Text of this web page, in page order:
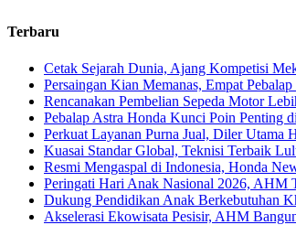
Terbaru
Cetak Sejarah Dunia, Ajang Kompetisi
Persaingan Kian Memanas, Empat
Rencanakan Pembelian Sepeda Motor
Pebalap Astra Honda Kunci Poin Penting
Perkuat Layanan Purna Jual, Diler Utama
Kuasai Standar Global, Teknisi Terbaik
Resmi Mengaspal di Indonesia, Honda
Peringati Hari Anak Nasional 2026, AHM
Dukung Pendidikan Anak Berkebutuhan
Akselerasi Ekowisata Pesisir, AHM